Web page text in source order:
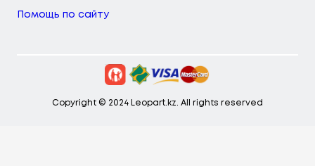
Помощь по сайту
Copyright © 2024 Leopart.kz. All rights reserved